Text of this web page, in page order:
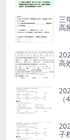
三
高
高
子